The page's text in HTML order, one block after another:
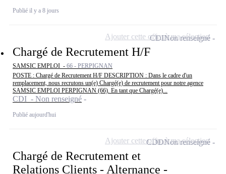
Publié il y a 8 jours
Chargé de Recrutement H/F
SAMSIC EMPLOI - 66 - PERPIGNAN
POSTE : Chargé de Recrutement H/F DESCRIPTION : Dans le cadre d'un
remplacement, nous recrutons un(e) Chargé(e) de recrutement pour notre agence
SAMSIC EMPLOI PERPIGNAN (66). En tant que Chargé(e)...
CDI - Non renseigné
Publié aujourd'hui
CDINon renseigné
Ajouter cette offre à ma sélection
Chargé de Recrutement et
Relations Clients - Alternance -
CDDNon renseigné
Ajouter cette offre à ma sélection